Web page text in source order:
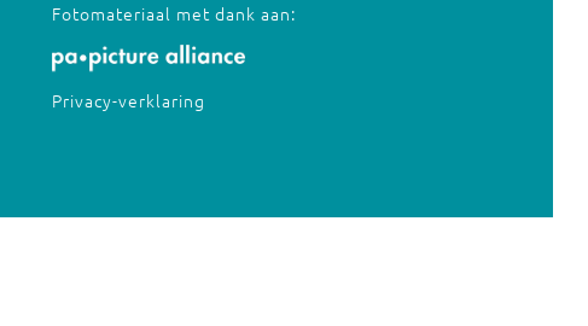
Fotomateriaal met dank aan:
Privacy-verklaring